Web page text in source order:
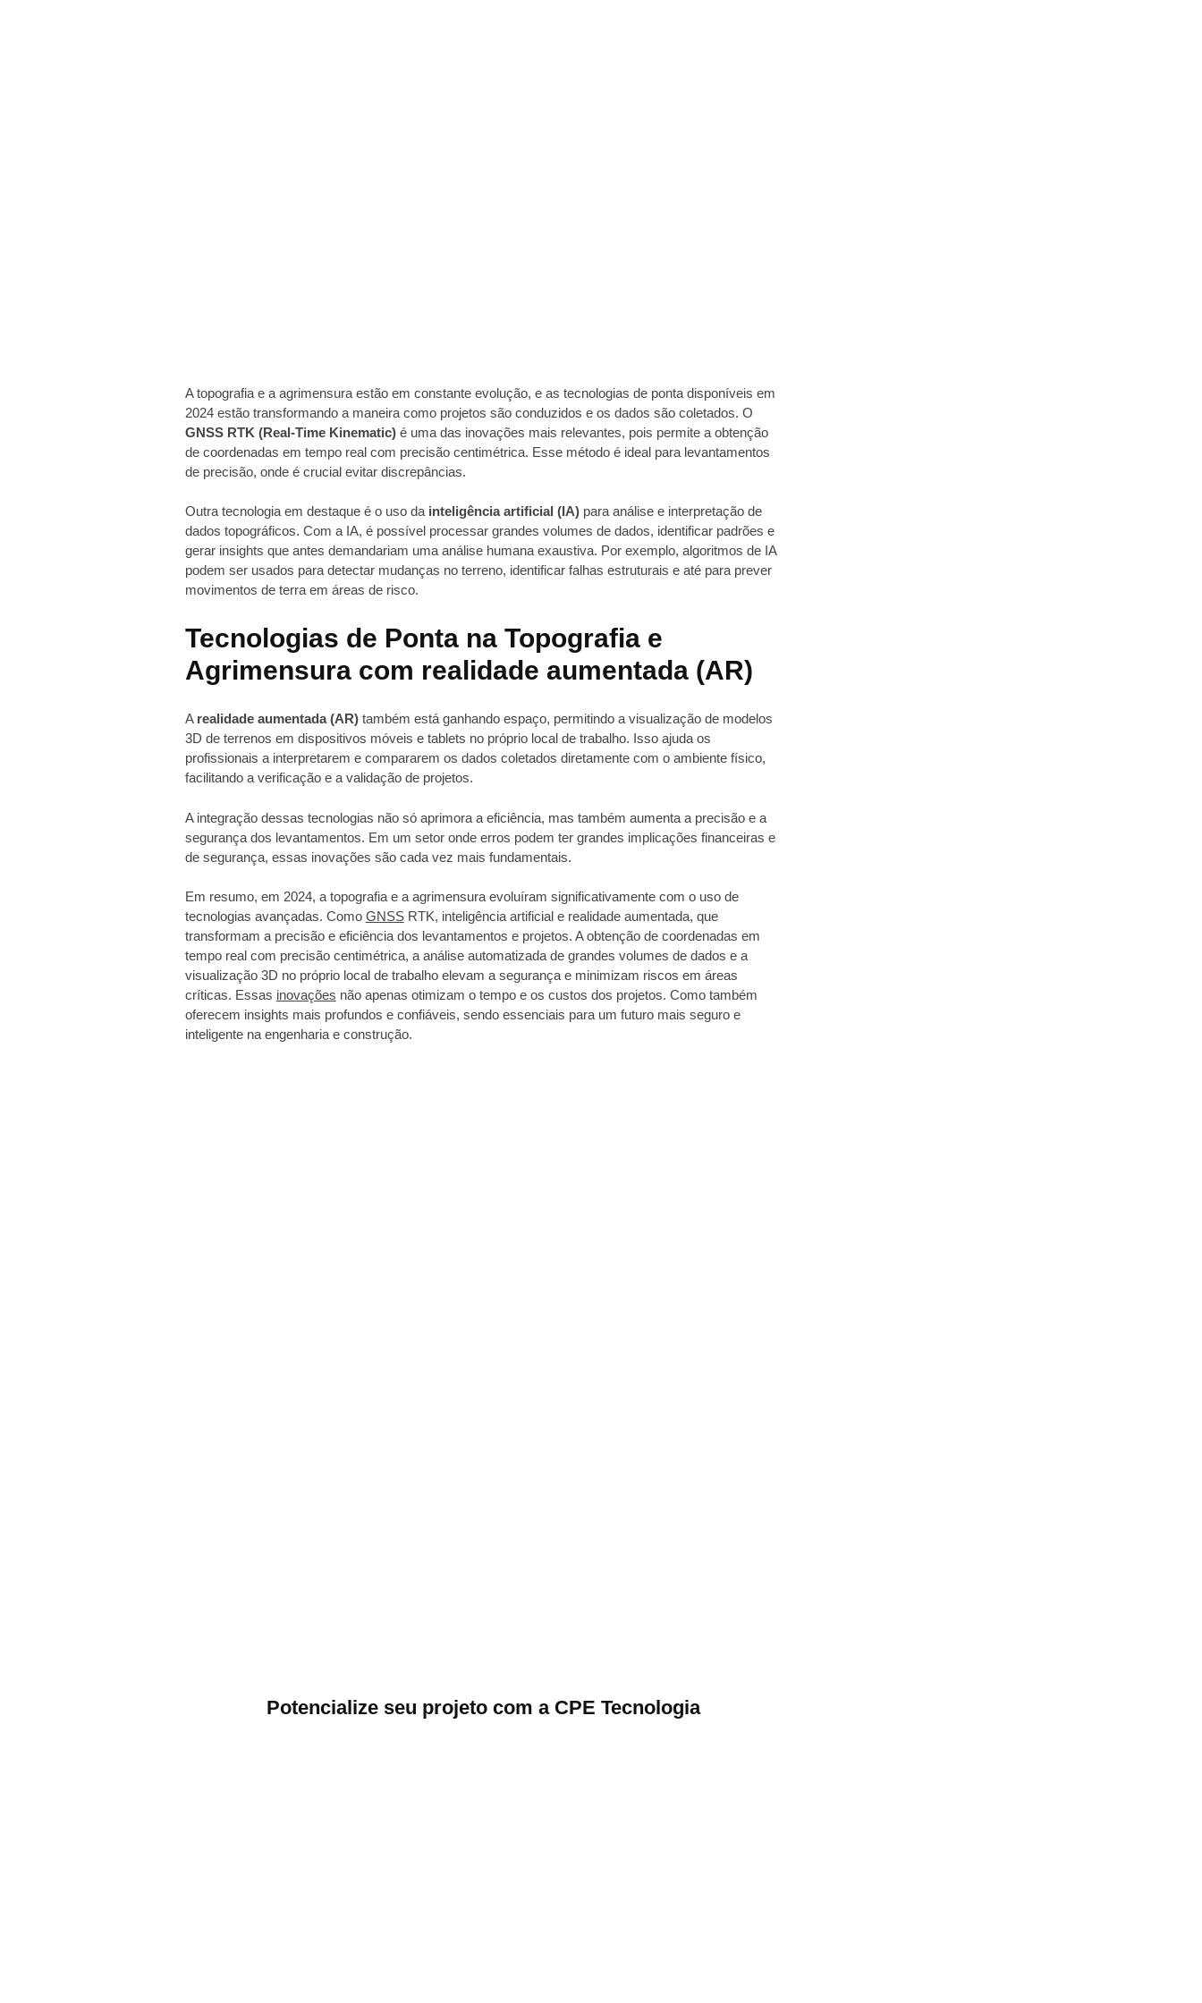
A topografia e a agrimensura estão em constante evolução, e as tecnologias de ponta disponíveis em
2024 estão transformando a maneira como projetos são conduzidos e os dados são coletados. O
GNSS RTK (Real-Time Kinematic)é uma das inovações mais relevantes, pois permite a obtenção
de coordenadas em tempo real com precisão centimétrica. Esse método é ideal para levantamentos
de precisão, onde é crucial evitar discrepâncias.
Outra tecnologia em destaque é o uso da inteligência artificial (IA)para análise e interpretação de
dados topográficos. Com a IA, é possível processar grandes volumes de dados, identificar padrões e
gerar insights que antes demandariam uma análise humana exaustiva. Por exemplo, algoritmos de IA
podem ser usados para detectar mudanças no terreno, identificar falhas estruturais e até para prever
movimentos de terra em áreas de risco.
Tecnologias de Ponta na Topografia e
Agrimensura com realidade aumentada (AR)
A realidade aumentada (AR)também está ganhando espaço, permitindo a visualização de modelos
3D de terrenos em dispositivos móveis e tablets no próprio local de trabalho. Isso ajuda os
profissionais a interpretarem e compararem os dados coletados diretamente com o ambiente físico,
facilitando a verificação e a validação de projetos.
A integração dessas tecnologias não só aprimora a eficiência, mas também aumenta a precisão e a
segurança dos levantamentos. Em um setor onde erros podem ter grandes implicações financeiras e
de segurança, essas inovações são cada vez mais fundamentais.
Em resumo, em 2024, a topografia e a agrimensura evoluíram significativamente com o uso de
tecnologias avançadas. Como GNSSRTK, inteligência artificial e realidade aumentada, que
transformam a precisão e eficiência dos levantamentos e projetos. A obtenção de coordenadas em
tempo real com precisão centimétrica, a análise automatizada de grandes volumes de dados e a
visualização 3D no próprio local de trabalho elevam a segurança e minimizam riscos em áreas
críticas. Essas inovações não apenas otimizam o tempo e os custos dos projetos. Como também
oferecem insights mais profundos e confiáveis, sendo essenciais para um futuro mais seguro e
inteligente na engenharia e construção.
Potencialize seu projeto com a CPE Tecnologia